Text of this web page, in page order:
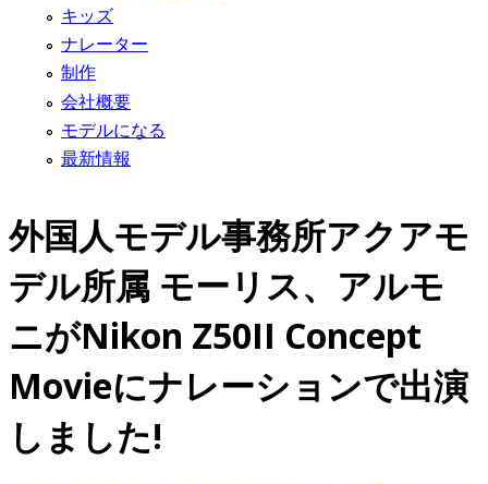
キッズ
ナレーター
制作
会社概要
モデルになる
最新情報
外国人モデル事務所アクアモ
デル所属 モーリス、アルモ
ニがNikon Z50II Concept
Movieにナレーションで出演
しました!